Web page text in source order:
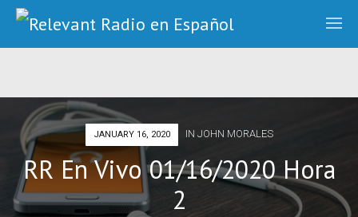
JANUARY 16, 2020 IN JOHN MORALES
RR En Vivo 01/16/2020 Hora
2